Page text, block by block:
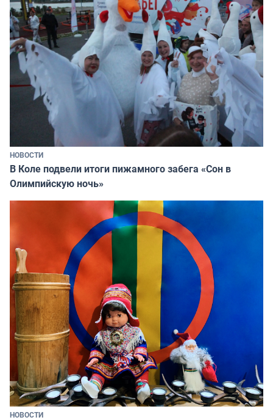
НОВОСТИ
В Коле подвели итоги пижамного забега «Сон в
Олимпийскую ночь»
НОВОСТИ